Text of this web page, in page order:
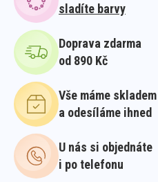
sladíte barvy
Doprava zdarma
od 890 Kč
Vše máme skladem
a odesíláme ihned
U nás si objednáte
i po telefonu